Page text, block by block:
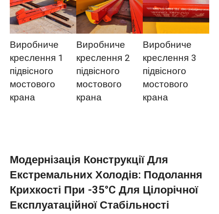
Виробниче
креслення 1
підвісного
мостового
крана
Виробниче
креслення 2
підвісного
мостового
крана
Виробниче
креслення 3
підвісного
мостового
крана
Модернізація Конструкції Для
Екстремальних Холодів: Подолання
Крихкості При -35°C Для Цілорічної
Експлуатаційної Стабільності